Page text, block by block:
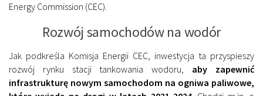
Energy Commission (CEC).
Rozwój samochodów na wodór
Jak podkreśla Komisja Energii CEC, inwestycja ta przyspieszy
rozwój rynku stacji tankowania wodoru, aby zapewnić
infrastrukturę nowym samochodom na ogniwa paliwowe,